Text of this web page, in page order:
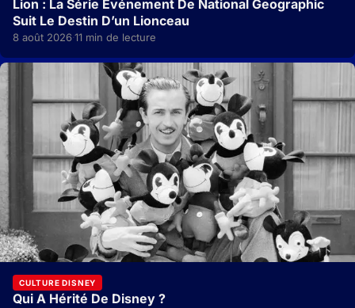
Lion : La Série Événement De National Geographic
Suit Le Destin D’un Lionceau
8 août 2026·11 min de lecture
CULTURE DISNEY
Qui A Hérité De Disney ?